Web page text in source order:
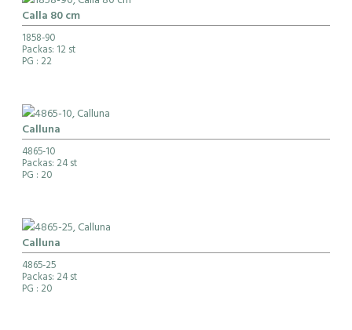
Calla 80 cm
1858-90
Packas: 12 st
PG : 22
Calluna
4865-10
Packas: 24 st
PG : 20
Calluna
4865-25
Packas: 24 st
PG : 20